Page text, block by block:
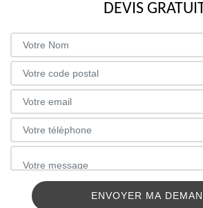
DEVIS GRATUIT